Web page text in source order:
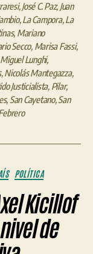
,José C. Paz, Juan
,La Campora,La
, Mariano
Secco, Marisa Fassi,
Miguel Lunghi,
,Nicolás Mantegazza,
Justicialista, Pilar,
, San Cayetano,San
POLÍTICA
Kicillof
de